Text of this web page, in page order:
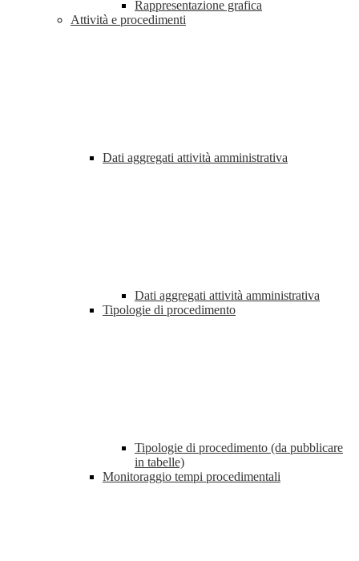
Rappresentazione grafica
Attività e procedimenti
Dati aggregati attività amministrativa
Dati aggregati attività amministrativa
Tipologie di procedimento
Tipologie di procedimento (da pubblicare
in tabelle)
Monitoraggio tempi procedimentali